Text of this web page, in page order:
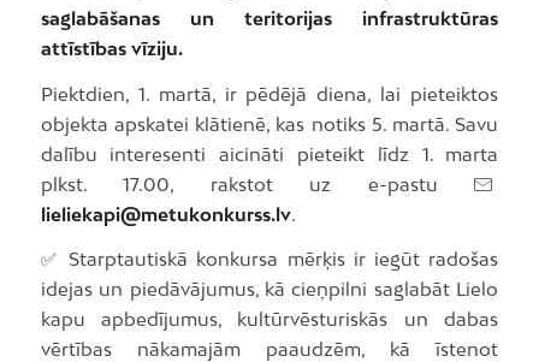
saglabāšanas un teritorijas infrastruktūras
attīstības vīziju.
Piektdien, 1. martā, ir pēdējā diena, lai pieteiktos
objekta apskatei klātienē, kas notiks 5. martā. Savu
dalību interesenti aicināti pieteikt līdz 1. marta
plkst. 17.00, rakstot uz e-pastu
lieliekapi@metukonkurss.lv.
✅ Starptautiskā konkursa mērķis ir iegūt radošas
idejas un piedāvājumus, kā cieņpilni saglabāt Lielo
kapu apbedījumus, kultūrvēsturiskās un dabas
vērtības nākamajām paaudzēm, kā īstenot